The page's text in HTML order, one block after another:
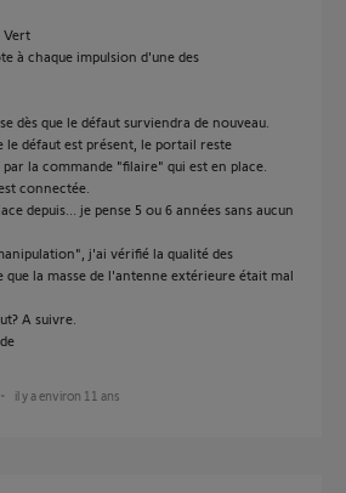
Vert
à chaque impulsion d'une des
dès que le défaut surviendra de nouveau.
le défaut est présent, le portail reste
la commande "filaire" qui est en place.
connectée.
depuis... je pense 5 ou 6 années sans aucun
j'ai vérifié la qualité des
que la masse de l'antenne extérieure était mal
A suivre.
il y a environ 11 ans